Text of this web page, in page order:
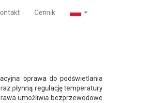
Cennik
oprawa do podświetlania
płynną regulację temperatury
umożliwia bezprzewodowe